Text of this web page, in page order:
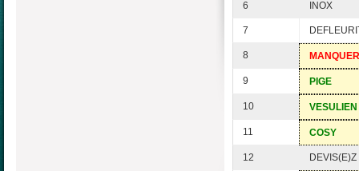
6 INOX
7
8 MANQUER
9 PIGE
10 VESULIEN
11 COSY
12 DEVIS(E)Z